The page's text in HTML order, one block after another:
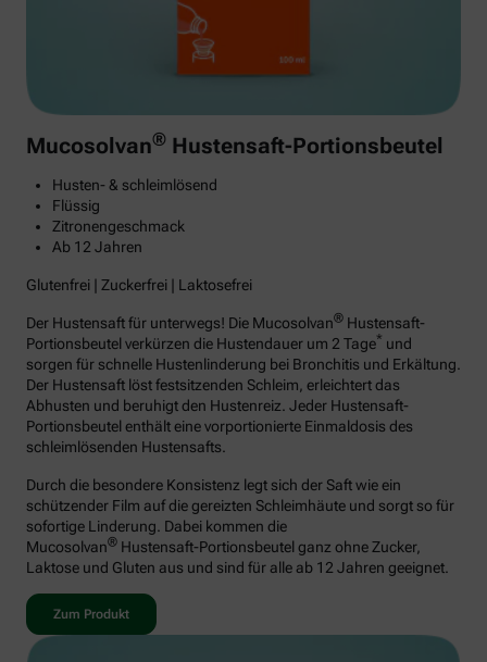
Mucosolvan® Hustensaft-Portionsbeutel
Husten- & schleimlösend
Flüssig
Zitronengeschmack
Ab 12 Jahren
Glutenfrei | Zuckerfrei | Laktosefrei
Der Hustensaft für unterwegs! Die Mucosolvan® Hustensaft-
Portionsbeutel verkürzen die Hustendauer um 2 Tage* und
sorgen für schnelle Hustenlinderung bei Bronchitis und Erkältung.
Der Hustensaft löst festsitzenden Schleim, erleichtert das
Abhusten und beruhigt den Hustenreiz. Jeder Hustensaft-
Portionsbeutel enthält eine vorportionierte Einmaldosis des
schleimlösenden Hustensafts.
Durch die besondere Konsistenz legt sich der Saft wie ein
schützender Film auf die gereizten Schleimhäute und sorgt so für
sofortige Linderung. Dabei kommen die
Mucosolvan® Hustensaft-Portionsbeutel ganz ohne Zucker,
Laktose und Gluten aus und sind für alle ab 12 Jahren geeignet.
Zum Produkt